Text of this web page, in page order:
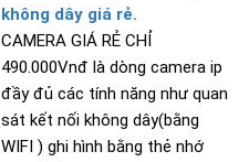
không dây giá rẻ.
CAMERA GIÁ RẺ CHỈ
490.000Vnđ là dòng camera ip
đầy đủ các tính năng như quan
sát kết nối không dây(bằng
WIFI ) ghi hình bằng thẻ nhớ